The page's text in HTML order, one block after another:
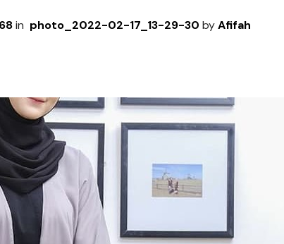
in photo_2022-02-17_13-29-30 byAfifah